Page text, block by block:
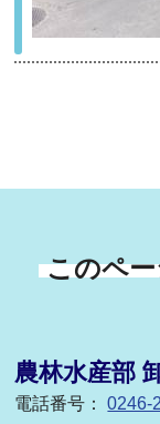
このペ
農林水産部
電話番号：0246-